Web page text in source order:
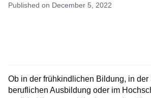
Published on December 5, 2022
Ob in der frühkindlichen Bildung, in der
beruflichen Ausbildung oder im